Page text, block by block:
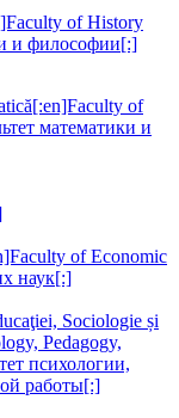
of History
и философии[:]
of
математики и
of Economic
наук[:]
Sociologie și
Pedagogy,
психологии,
работы[:]